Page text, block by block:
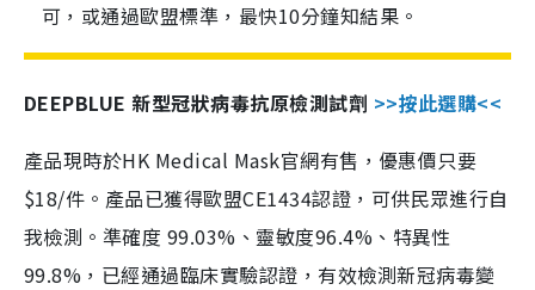
可，或通過歐盟標準，最快10分鐘知結果。
DEEPBLUE 新型冠狀病毒抗原檢測試劑 >>按此選購<<
產品現時於HK Medical Mask官網有售，優惠價只要
$18/件。產品已獲得歐盟CE1434認證，可供民眾進行自
我檢測。準確度 99.03%、靈敏度96.4%、特異性
99.8%，已經通過臨床實驗認證，有效檢測新冠病毒變